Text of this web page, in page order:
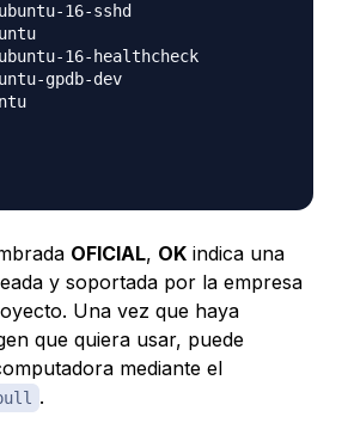
ubuntu-16-sshd
ubuntu-16-healthcheck
gpdb-dev
ubuntu
OFICIAL, OK indica una
y soportada por la empresa
Una vez que haya
que quiera usar, puede
mediante el
.